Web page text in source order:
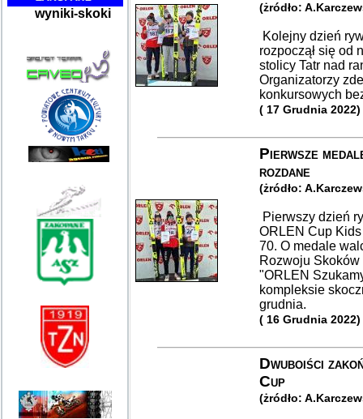
wyniki-skoki (żródło:
Kolejny dzień
rozpoczął się od
stolicy Tatr nad
Organizatorzy
konkursowych
( 17 Grudnia 2022)
Pierwsze
rozdane
(żródło:
Pierwszy dzień
ORLEN Cup
70. O medale
Rozwoju
"ORLEN
kompleksie
grudnia.
( 16 Grudnia 2022)
Dwuboiści
Cup
(żródło: